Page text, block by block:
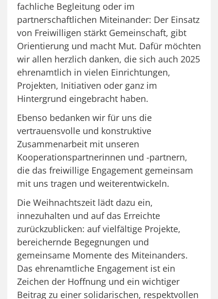
fachliche Begleitung oder im
partnerschaftlichen Miteinander: Der Einsatz
von Freiwilligen stärkt Gemeinschaft, gibt
Orientierung und macht Mut. Dafür möchten
wir allen herzlich danken, die sich auch 2025
ehrenamtlich in vielen Einrichtungen,
Projekten, Initiativen oder ganz im
Hintergrund eingebracht haben.
Ebenso bedanken wir für uns die
vertrauensvolle und konstruktive
Zusammenarbeit mit unseren
Kooperationspartnerinnen und -partnern,
die das freiwillige Engagement gemeinsam
mit uns tragen und weiterentwickeln.
Die Weihnachtszeit lädt dazu ein,
innezuhalten und auf das Erreichte
zurückzublicken: auf vielfältige Projekte,
bereichernde Begegnungen und
gemeinsame Momente des Miteinanders.
Das ehrenamtliche Engagement ist ein
Zeichen der Hoffnung und ein wichtiger
Beitrag zu einer solidarischen, respektvollen